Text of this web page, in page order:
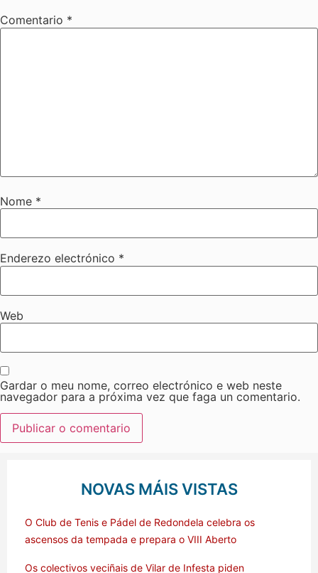
Comentario *
Nome *
Enderezo electrónico *
Web
Gardar o meu nome, correo electrónico e web neste
navegador para a próxima vez que faga un comentario.
NOVAS MÁIS VISTAS
O Club de Tenis e Pádel de Redondela celebra os
ascensos da tempada e prepara o VIII Aberto
Os colectivos veciñais de Vilar de Infesta piden